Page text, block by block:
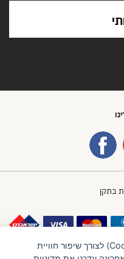
בתקן
אנו עושים שימוש בקובצי עוגיות (Cookies) לצורך שיפור חוויית